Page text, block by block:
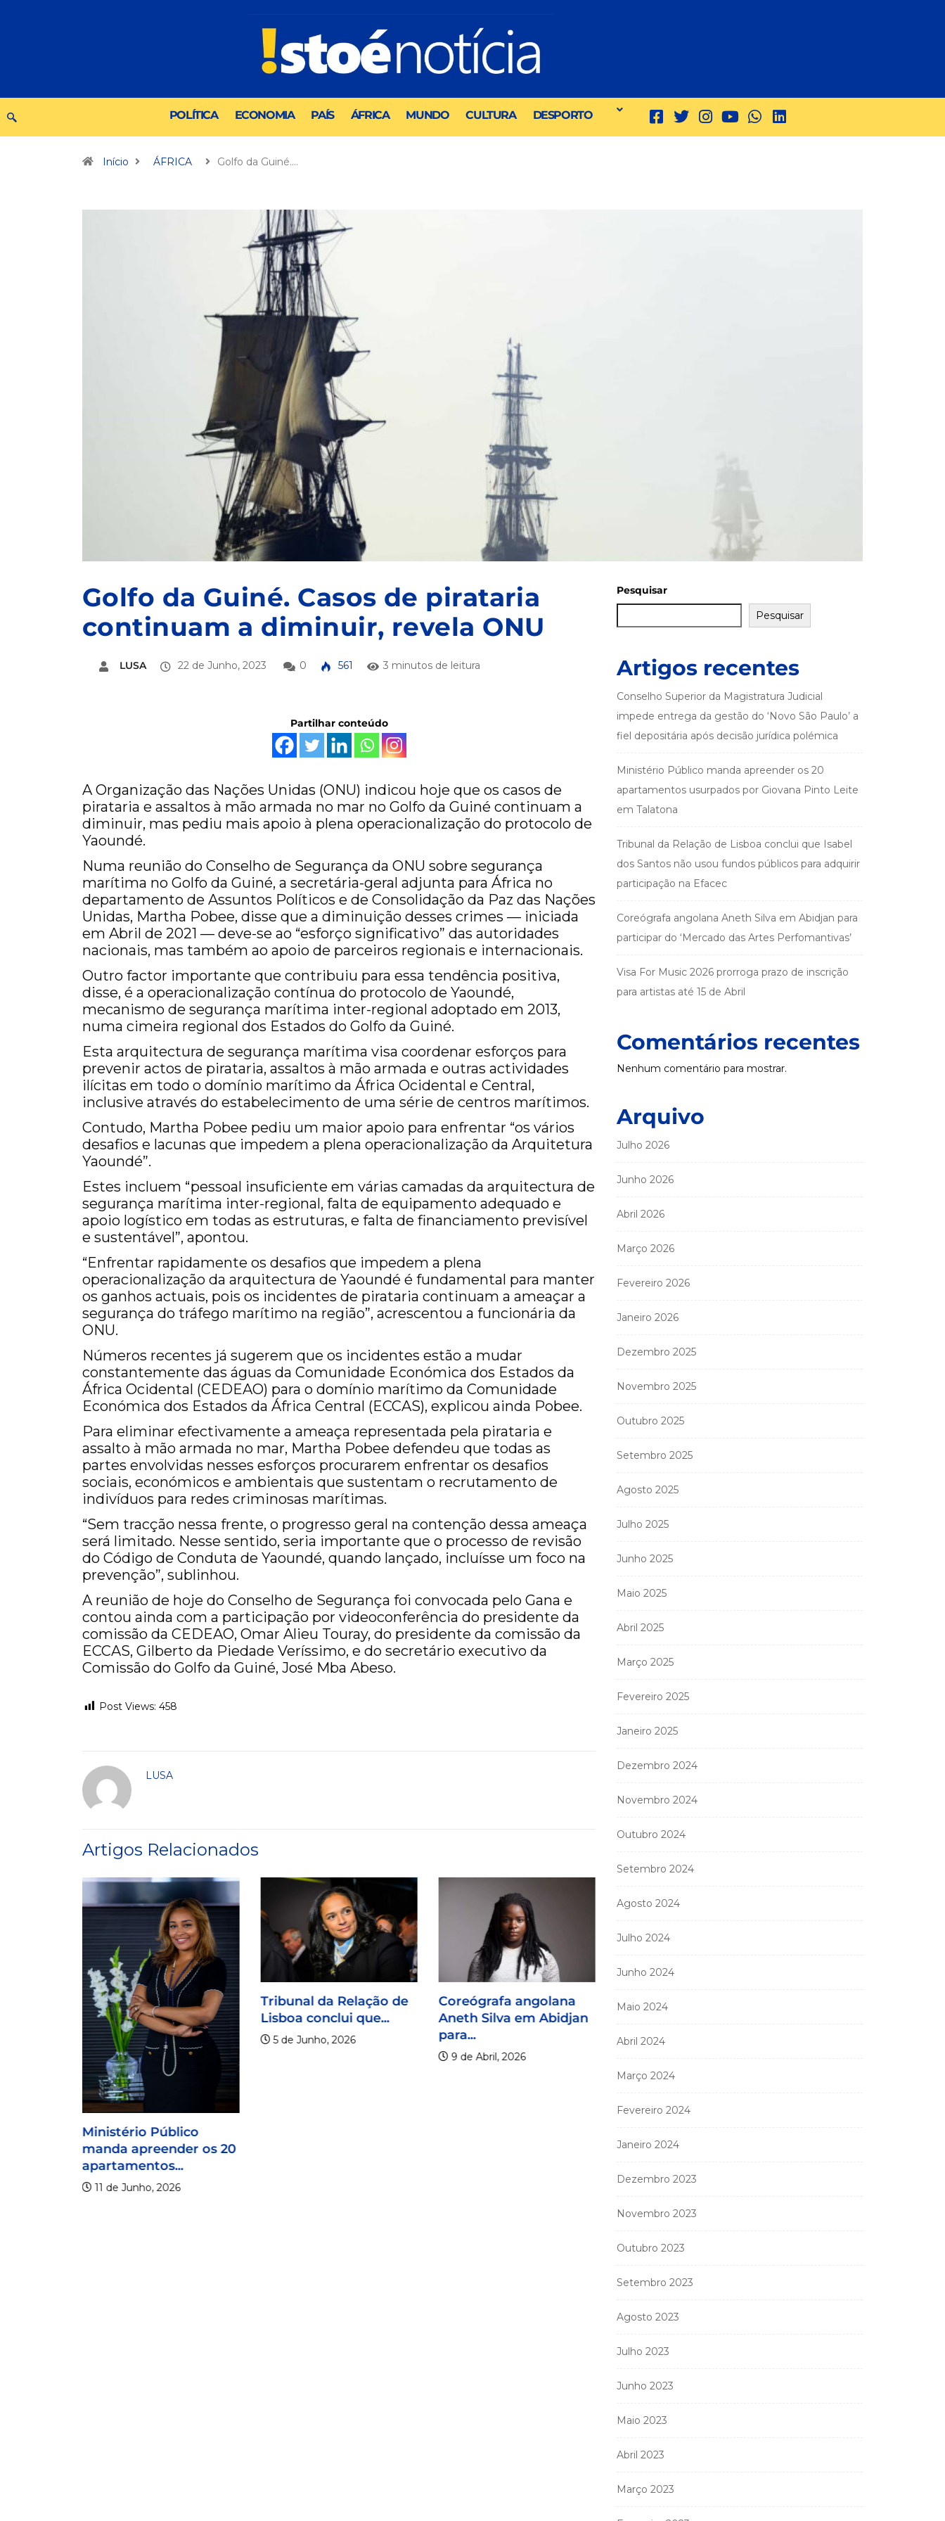
POLÍTICA ECONOMIA PAÍS ÁFRICA MUNDO CULTURA DESPORTO
Início ÁFRICA Golfo da Guiné.…
Golfo da Guiné. Casos de pirataria
continuam a diminuir, revela ONU
LUSA 22 de Junho, 2023 0 561 3 minutos de leitura
Partilhar conteúdo
A Organização das Nações Unidas (ONU) indicou hoje que os casos de
pirataria e assaltos à mão armada no mar no Golfo da Guiné continuam a
diminuir, mas pediu mais apoio à plena operacionalização do protocolo de
Yaoundé.
Numa reunião do Conselho de Segurança da ONU sobre segurança
marítima no Golfo da Guiné, a secretária-geral adjunta para África no
departamento de Assuntos Políticos e de Consolidação da Paz das Nações
Unidas, Martha Pobee, disse que a diminuição desses crimes — iniciada
em Abril de 2021 — deve-se ao “esforço significativo” das autoridades
nacionais, mas também ao apoio de parceiros regionais e internacionais.
Outro factor importante que contribuiu para essa tendência positiva,
disse, é a operacionalização contínua do protocolo de Yaoundé,
mecanismo de segurança marítima inter-regional adoptado em 2013,
numa cimeira regional dos Estados do Golfo da Guiné.
Esta arquitectura de segurança marítima visa coordenar esforços para
prevenir actos de pirataria, assaltos à mão armada e outras actividades
ilícitas em todo o domínio marítimo da África Ocidental e Central,
inclusive através do estabelecimento de uma série de centros marítimos.
Contudo, Martha Pobee pediu um maior apoio para enfrentar “os vários
desafios e lacunas que impedem a plena operacionalização da Arquitetura
Yaoundé”.
Estes incluem “pessoal insuficiente em várias camadas da arquitectura de
segurança marítima inter-regional, falta de equipamento adequado e
apoio logístico em todas as estruturas, e falta de financiamento previsível
e sustentável”, apontou.
“Enfrentar rapidamente os desafios que impedem a plena
operacionalização da arquitectura de Yaoundé é fundamental para manter
os ganhos actuais, pois os incidentes de pirataria continuam a ameaçar a
segurança do tráfego marítimo na região”, acrescentou a funcionária da
ONU.
Números recentes já sugerem que os incidentes estão a mudar
constantemente das águas da Comunidade Económica dos Estados da
África Ocidental (CEDEAO) para o domínio marítimo da Comunidade
Económica dos Estados da África Central (ECCAS), explicou ainda Pobee.
Para eliminar efectivamente a ameaça representada pela pirataria e
assalto à mão armada no mar, Martha Pobee defendeu que todas as
partes envolvidas nesses esforços procurarem enfrentar os desafios
sociais, económicos e ambientais que sustentam o recrutamento de
indivíduos para redes criminosas marítimas.
“Sem tracção nessa frente, o progresso geral na contenção dessa ameaça
será limitado. Nesse sentido, seria importante que o processo de revisão
do Código de Conduta de Yaoundé, quando lançado, incluísse um foco na
prevenção”, sublinhou.
A reunião de hoje do Conselho de Segurança foi convocada pelo Gana e
contou ainda com a participação por videoconferência do presidente da
comissão da CEDEAO, Omar Alieu Touray, do presidente da comissão da
ECCAS, Gilberto da Piedade Veríssimo, e do secretário executivo da
Comissão do Golfo da Guiné, José Mba Abeso.
Post Views: 458
LUSA
Artigos Relacionados
Ministério Público
manda apreender os 20
apartamentos...
11 de Junho, 2026
Tribunal da Relação de
Lisboa conclui que...
5 de Junho, 2026
Coreógrafa angolana
Aneth Silva em Abidjan
para...
9 de Abril, 2026
Conselho Superior da
impede entrega...
Pesquisar
Pesquisar
Artigos recentes
Conselho Superior da Magistratura Judicial
impede entrega da gestão do ‘Novo São Paulo’ a
fiel depositária após decisão jurídica polémica
Ministério Público manda apreender os 20
apartamentos usurpados por Giovana Pinto Leite
em Talatona
Tribunal da Relação de Lisboa conclui que Isabel
dos Santos não usou fundos públicos para adquirir
participação na Efacec
Coreógrafa angolana Aneth Silva em Abidjan para
participar do ‘Mercado das Artes Perfomantivas’
Visa For Music 2026 prorroga prazo de inscrição
para artistas até 15 de Abril
Comentários recentes
Nenhum comentário para mostrar.
Arquivo
Julho 2026
Junho 2026
Abril 2026
Março 2026
Fevereiro 2026
Janeiro 2026
Dezembro 2025
Novembro 2025
Outubro 2025
Setembro 2025
Agosto 2025
Julho 2025
Junho 2025
Maio 2025
Abril 2025
Março 2025
Fevereiro 2025
Janeiro 2025
Dezembro 2024
Novembro 2024
Outubro 2024
Setembro 2024
Agosto 2024
Julho 2024
Junho 2024
Maio 2024
Abril 2024
Março 2024
Fevereiro 2024
Janeiro 2024
Dezembro 2023
Novembro 2023
Outubro 2023
Setembro 2023
Agosto 2023
Julho 2023
Junho 2023
Maio 2023
Abril 2023
Março 2023